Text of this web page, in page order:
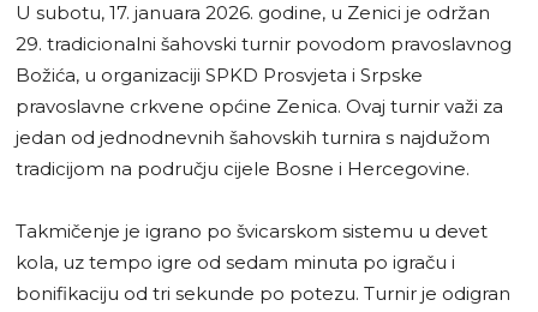
U subotu, 17. januara 2026. godine, u Zenici je održan
29. tradicionalni šahovski turnir povodom pravoslavnog
Božića, u organizaciji SPKD Prosvjeta i Srpske
pravoslavne crkvene općine Zenica. Ovaj turnir važi za
jedan od jednodnevnih šahovskih turnira s najdužom
tradicijom na području cijele Bosne i Hercegovine.
Takmičenje je igrano po švicarskom sistemu u devet
kola, uz tempo igre od sedam minuta po igraču i
bonifikaciju od tri sekunde po potezu. Turnir je odigran